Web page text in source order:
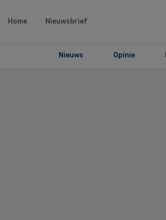
Home Nieuwsbrief
Nieuws Opinie